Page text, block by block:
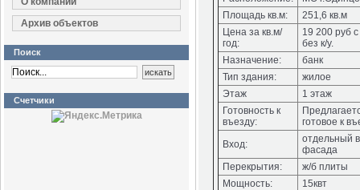
Архив объектов
Поиск
Счетчики
Площадь кв.м:
251,6 кв.м
Цена за кв.м/
год:
19 200 руб
без к/у.
Назначение:
банк
Тип здания:
жилое
Этаж
1 этаж
Готовность к
въезду:
готовое к
Вход:
отдельный
фасада
Перекрытия:
ж/б плиты
Мощность:
15квт